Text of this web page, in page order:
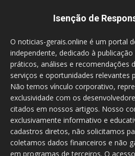
Isenção de
O noticias-gerais.online é um portal
independente, dedicado à
práticos, análises e recomendações
serviços e oportunidades relevantes
Não temos vínculo corporativo,
exclusividade com os
citados em nossos artigos. Nosso
exclusivamente informativo e
cadastros diretos, não solicitamos
coletamos dados financeiros e não
em programas de terceiros. O